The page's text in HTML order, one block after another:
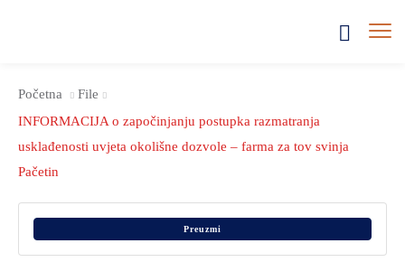
Početna
File
INFORMACIJA o započinjanju postupka razmatranja
usklađenosti uvjeta okolišne dozvole – farma za tov svinja
Pačetin
Preuzmi